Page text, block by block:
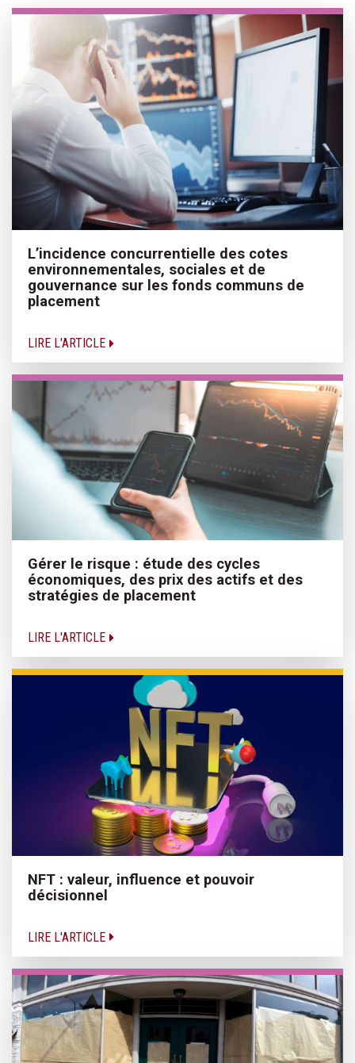
L’incidence concurrentielle des cotes
environnementales, sociales et de
gouvernance sur les fonds communs de
placement
LIRE L'ARTICLE
Gérer le risque : étude des cycles
économiques, des prix des actifs et des
stratégies de placement
LIRE L'ARTICLE
NFT : valeur, influence et pouvoir
décisionnel
LIRE L'ARTICLE